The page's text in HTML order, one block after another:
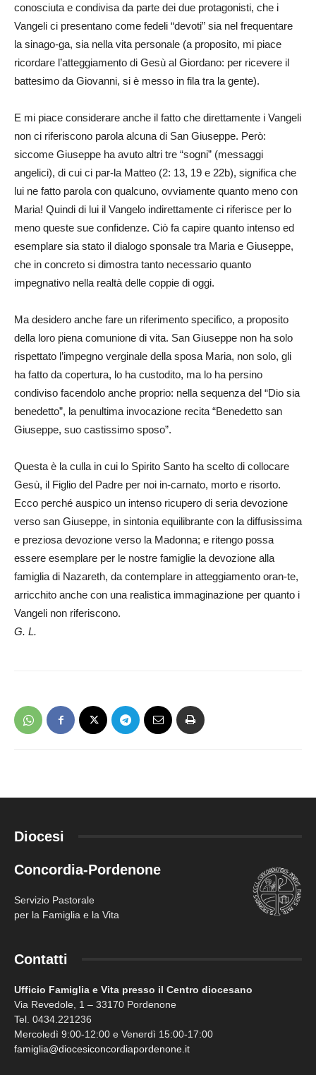
conosciuta e condivisa da parte dei due protagonisti, che i
Vangeli ci presentano come fedeli “devoti” sia nel frequentare
la sinago-ga, sia nella vita personale (a proposito, mi piace
ricordare l’atteggiamento di Gesù al Giordano: per ricevere il
battesimo da Giovanni, si è messo in fila tra la gente).
E mi piace considerare anche il fatto che direttamente i Vangeli
non ci riferiscono parola alcuna di San Giuseppe. Però:
siccome Giuseppe ha avuto altri tre “sogni” (messaggi
angelici), di cui ci par-la Matteo (2: 13, 19 e 22b), significa che
lui ne fatto parola con qualcuno, ovviamente quanto meno con
Maria! Quindi di lui il Vangelo indirettamente ci riferisce per lo
meno queste sue confidenze. Ciò fa capire quanto intenso ed
esemplare sia stato il dialogo sponsale tra Maria e Giuseppe,
che in concreto si dimostra tanto necessario quanto
impegnativo nella realtà delle coppie di oggi.
Ma desidero anche fare un riferimento specifico, a proposito
della loro piena comunione di vita. San Giuseppe non ha solo
rispettato l’impegno verginale della sposa Maria, non solo, gli
ha fatto da copertura, lo ha custodito, ma lo ha persino
condiviso facendolo anche proprio: nella sequenza del “Dio sia
benedetto”, la penultima invocazione recita “Benedetto san
Giuseppe, suo castissimo sposo”.
Questa è la culla in cui lo Spirito Santo ha scelto di collocare
Gesù, il Figlio del Padre per noi in-carnato, morto e risorto.
Ecco perché auspico un intenso ricupero di seria devozione
verso san Giuseppe, in sintonia equilibrante con la diffusissima
e preziosa devozione verso la Madonna; e ritengo possa
essere esemplare per le nostre famiglie la devozione alla
famiglia di Nazareth, da contemplare in atteggiamento oran-te,
arricchito anche con una realistica immaginazione per quanto i
Vangeli non riferiscono.
G. L.
Diocesi
Concordia-Pordenone
Servizio Pastorale
per la Famiglia e la Vita
Contatti
Ufficio Famiglia e Vita presso il Centro diocesano
Via Revedole, 1 – 33170 Pordenone
Tel. 0434.221236
Mercoledì 9:00-12:00 e Venerdì 15:00-17:00
famiglia@diocesiconcordiapordenone.it